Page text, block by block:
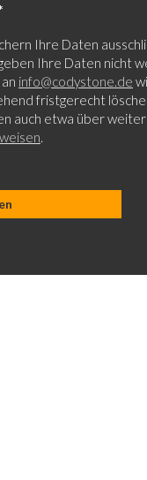
Ihre Daten
Ihre Daten nicht
info@codystone.de
fristgerecht
auch etwa über
.